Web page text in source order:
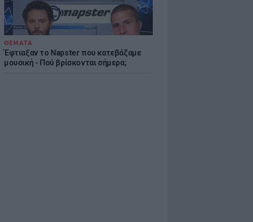
ΘΕΜΑΤΑ
Έφτιαξαν το Napster που κατεβάζαμε
μουσική - Πού βρίσκονται σήμερα;